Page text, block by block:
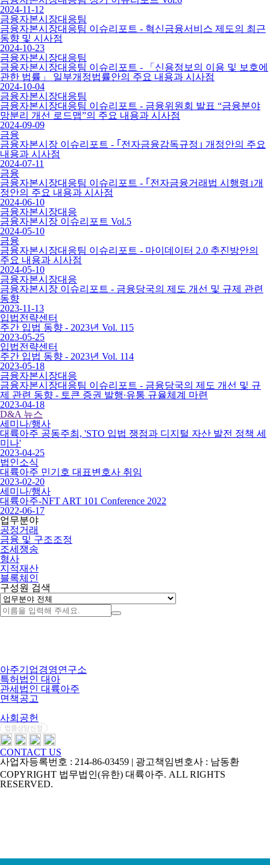
2024-11-12
금융자본시장대응팀
금융자본시장대응팀 이슈리포트 - 혁신금융서비스 제도의 최근
동향 및 시사점
2024-10-23
금융자본시장대응팀
금융자본시장대응팀 이슈리포트 - 「신용정보의 이용 및 보호에
관한 법률」 일부개정법률안의 주요 내용과 시사점
2024-10-04
금융자본시장대응팀
금융자본시장대응팀 이슈리포트 - 금융위원회 발표 “금융분야
망분리 개선 로드맵”의 주요 내용과 시사점
2024-09-09
금융
금융자본시장 이슈리포트 - ｢전자금융감독규정｣ 개정안의 주요
내용과 시사점
2024-07-11
금융
금융자본시장대응팀 이슈리포트 - ｢전자금융거래법 시행령｣개
정안의 주요 내용과 시사점
2024-06-10
금융자본시장대응
금융자본시장 이슈리포트 Vol.5
2024-05-10
금융
금융자본시장대응팀 이슈리포트 - 마이데이터 2.0 추진방안의
주요 내용과 시사점
2024-05-10
금융자본시장대응
금융자본시장 이슈리포트 - 금융당국의 제도 개선 및 규제 관련
동향
2023-11-13
입법전략센터
주간 입법 동향 - 2023년 Vol. 115
2023-05-25
입법전략센터
주간 입법 동향 - 2023년 Vol. 114
2023-05-18
금융자본시장대응
금융자본시장대응팀 이슈리포트 - 금융당국의 제도 개선 및 규
제 관련 동향 - 토큰 증권 발행∙유통 규율체계 마련
2023-04-18
D&A 뉴스
세미나/행사
대륙아주 공동주최, 'STO 입법 쟁점과 디지털 자산 발전 정책 세
미나'
2023-04-25
법인소식
대륙아주 민기호 대표변호사 취임
2023-02-20
세미나/행사
대륙아주-NFT ART 101 Conference 2022
2022-06-17
업무분야
공정거래
금융 및 구조조정
조세쟁송
형사
지적재산
블록체인
구성원 검색
아주기업경영연구소
특허법인 대아
관세법인 대륙아주
면책공고
사회공헌
CONTACT US
사업자등록번호 : 214-86-03459 | 광고책임변호사 : 남동환
COPYRIGHT 법무법인(유한) 대륙아주. ALL RIGHTS
RESERVED.